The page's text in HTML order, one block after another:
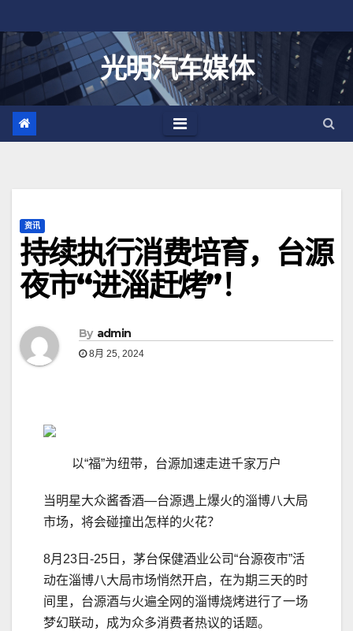
至
光明汽车媒体
资讯
持续执行消费培育，台源
夜市“进淄赶烤”！
By admin
8月 25, 2024
以“福”为纽带，台源加速走进千家万户
当明星大众酱香酒—台源遇上爆火的淄博八大局
市场，将会碰撞出怎样的火花？
8月23日-25日，茅台保健酒业公司“台源夜市”活
动在淄博八大局市场悄然开启，在为期三天的时
间里，台源酒与火遍全网的淄博烧烤进行了一场
梦幻联动，成为众多消费者热议的话题。